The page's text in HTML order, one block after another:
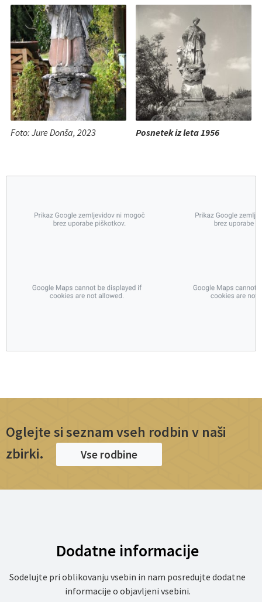
Foto: Jure Donša, 2023 Posnetek iz leta 1956
Oglejte si seznam vseh rodbin v naši
zbirki.
Vse rodbine
Dodatne informacije
Sodelujte pri oblikovanju vsebin in nam posredujte dodatne
informacije o objavljeni vsebini.